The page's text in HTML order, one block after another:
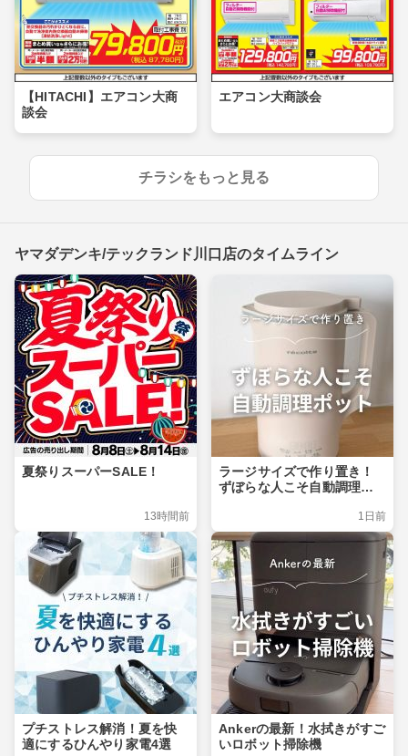
【HITACHI】エアコン大商
談会
エアコン大商談会
チラシをもっと見る
ヤマダデンキ/テックランド川口店のタイムライン
夏祭りスーパーSALE！
13時間前
ラージサイズで作り置き！
ずぼらな人こそ自動調理ポ
1日前
プチストレス解消！夏を快
適にするひんやり家電4選
Ankerの最新！水拭きがすご
いロボット掃除機